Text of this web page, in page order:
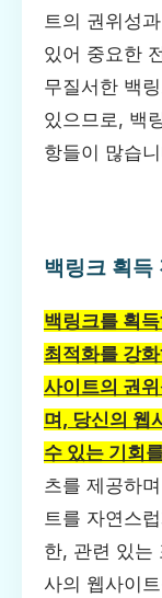
트의 권위성
있어 중요한
무질서한 백
있으므로, 백
항들이 많습
백링크 획득
백링크를 획
최적화를 강
사이트의 권
며, 당신의 웹
수 있는 기회
츠를 제공하
트를 자연스
한, 관련 있는
사의 웹사이